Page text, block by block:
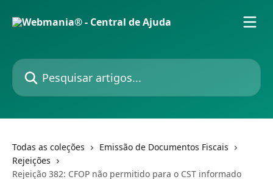
Pesquisar artigos...
Todas as coleções
Emissão de Documentos Fiscais
Rejeições
Rejeição 382: CFOP não permitido para o CST informado